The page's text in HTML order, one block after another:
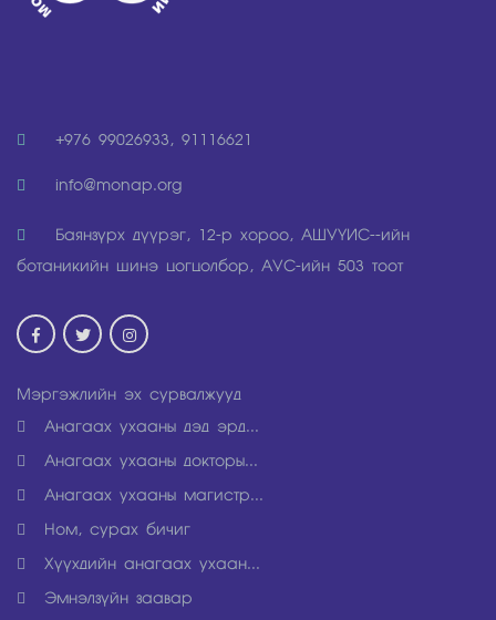
+976 99026933, 91116621
info@monap.org
Баянзүрх дүүрэг, 12-р хороо, АШУҮИР--ийн
ботаникийн шинэ цогцолбор, АУР-ийн 503 тоот
Мэргэжлийн эх сурвалжууд
Анагаах ухааны дэд эрд...
Анагаах ухааны докторы...
Анагаах ухааны магистр...
Ном, сурах бичиг
Хүүхдийн анагаах ухаан...
Эмнэлзүйн заавар